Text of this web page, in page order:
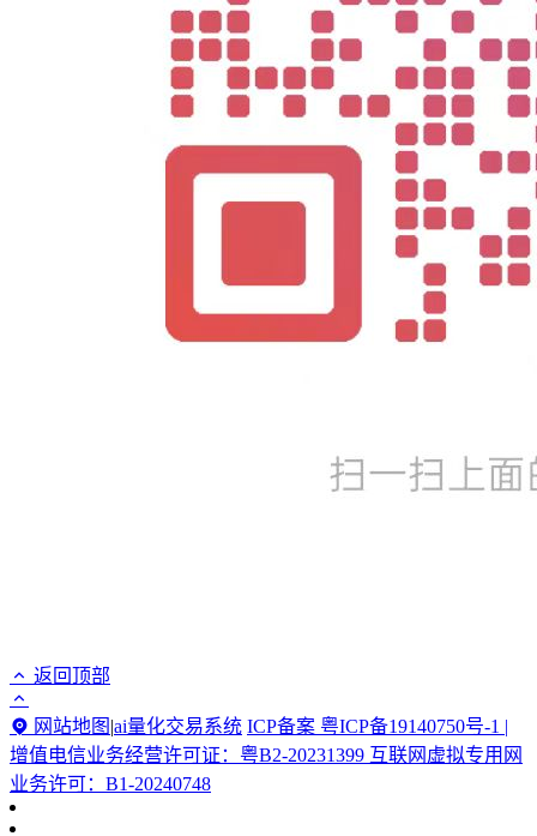
返回顶部
网站地图 |ai量化交易系统 ICP备案 粤ICP备19140750号-1 |
增值电信业务经营许可证：粤B2-20231399 互联网虚拟专用网
业务许可：B1-20240748